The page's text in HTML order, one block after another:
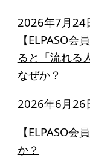
起業を考え
みなさんへ
応援したい
財団概要
理念
2026年7月24
【ELPASO
ると「流れる
なぜか？
2026年6月26
【ELPASO
か？